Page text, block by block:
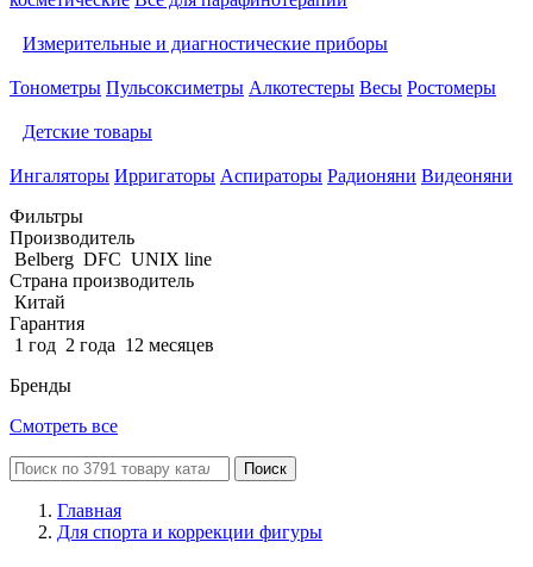
Измерительные и диагностические приборы
Тонометры Пульсоксиметры Алкотестеры Весы Ростомеры
Детские товары
Ингаляторы Ирригаторы Аспираторы Радионяни Видеоняни
Фильтры
Производитель
Belberg DFC UNIX line
Страна производитель
Китай
Гарантия
1 год 2 года 12 месяцев
Бренды
Смотреть все
Поиск
Главная
Для спорта и коррекции фигуры